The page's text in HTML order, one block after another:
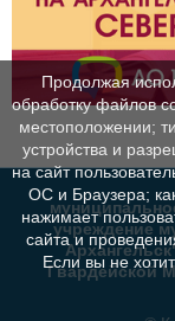
учреждение
Гвардейской
Продолжая
обработку файлов
местоположении;
устройства и
на сайт
ОС и Браузера;
нажимает
сайта и
Если вы не